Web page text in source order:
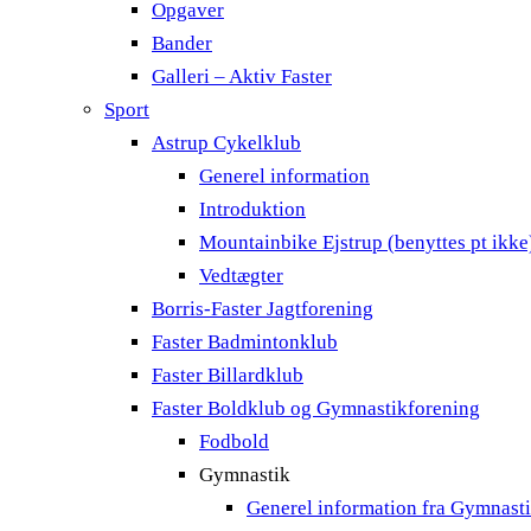
Opgaver
Bander
Galleri – Aktiv Faster
Sport
Astrup Cykelklub
Generel information
Introduktion
Mountainbike Ejstrup (benyttes pt
Vedtægter
Borris-Faster Jagtforening
Faster Badmintonklub
Faster Billardklub
Faster Boldklub og Gymnastikforening
Fodbold
Gymnastik
Generel information fra